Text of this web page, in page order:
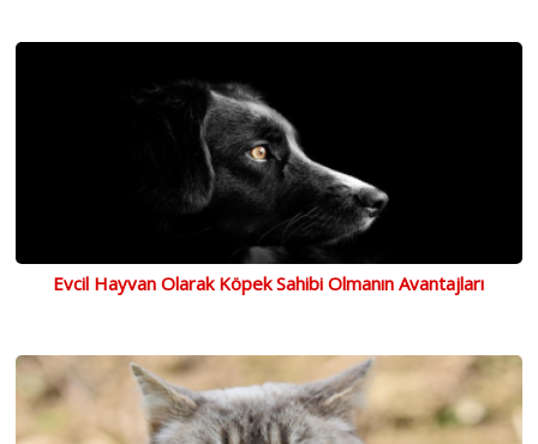
Evcil Hayvan Olarak Köpek Sahibi Olmanın Avantajları